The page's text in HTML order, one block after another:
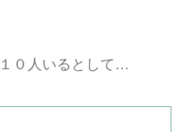
０人いるとして…